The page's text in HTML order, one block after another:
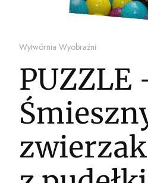
Wytwórnia Wyobraźni
PUZZLE